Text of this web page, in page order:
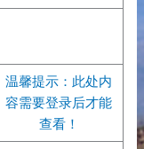
温馨提示：此处内
容需要登录后才能
查看！